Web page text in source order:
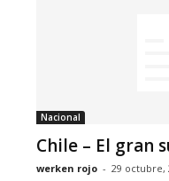
Nacional
Chile – El gran
werken rojo - 29 octubre,